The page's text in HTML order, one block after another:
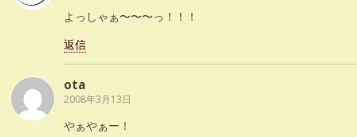
よっしゃぁ〜〜〜っ！！！
返信
ota
2008年3月13日
やぁやぁー！